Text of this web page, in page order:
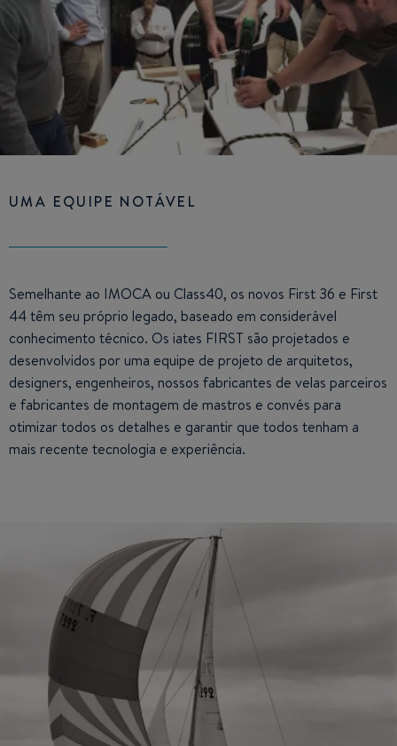
UMA EQUIPE NOTÁVEL
Semelhante ao IMOCA ou Class40, os novos First 36 e First
44 têm seu próprio legado, baseado em considerável
conhecimento técnico. Os iates FIRST são projetados e
desenvolvidos por uma equipe de projeto de arquitetos,
designers, engenheiros, nossos fabricantes de velas parceiros
e fabricantes de montagem de mastros e convés para
otimizar todos os detalhes e garantir que todos tenham a
mais recente tecnologia e experiência.